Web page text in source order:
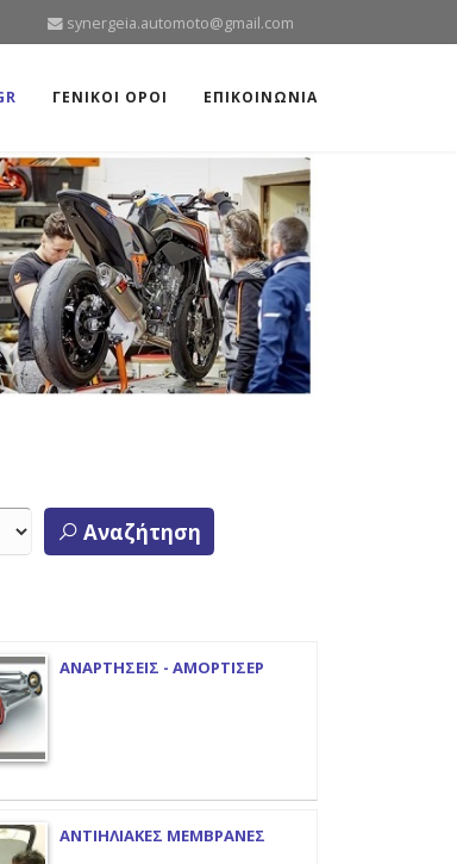
synergeia.automoto@gmail.com
ΓΕΝΙΚΟΙ ΟΡΟΙ ΕΠΙΚΟΙΝΩΝΙΑ
Αναζήτηση
ΑΝΑΡΤΗΣΕΙΣ - ΑΜΟΡΤΙΣΕΡ
ΑΝΤΙΗΛΙΑΚΕΣ ΜΕΜΒΡΑΝΕΣ